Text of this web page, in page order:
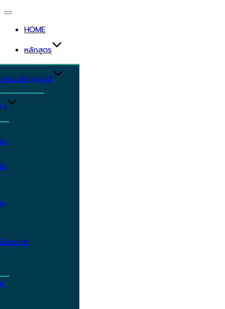
Toggle
navigation
HOME
หลักสูตร
สูตรปริญญาตรี
จ
ต
ต
ต
ละการ